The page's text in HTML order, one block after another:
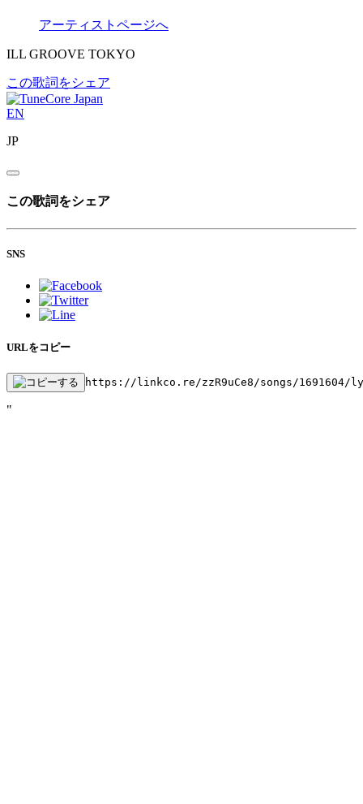
アーティストページへ
ILL GROOVE TOKYO
この歌詞をシェア
EN
JP
この歌詞をシェア
SNS
URLをコピー
https://linkco.re/zzR9uCe8/songs/1691604/
"